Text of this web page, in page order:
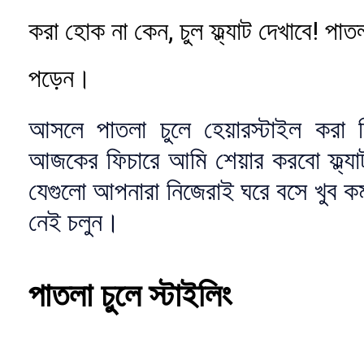
করা হোক না কেন, চুল ফ্ল্যাট দেখাবে!
পড়েন।
আসলে পাতলা চুলে হেয়ারস্টাইল করা
আজকের ফিচারে আমি শেয়ার করবো
যেগুলো আপনারা নিজেরাই ঘরে বসে খুব
নেই চলুন।
পাতলা চুলে স্টাইলিং